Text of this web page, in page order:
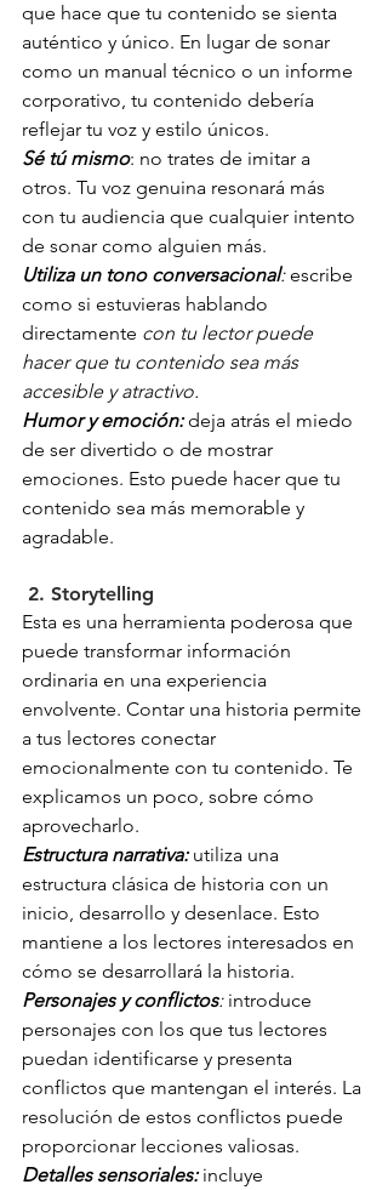
que hace que tu contenido se sienta
auténtico y único. En lugar de sonar
como un manual técnico o un informe
corporativo, tu contenido debería
reflejar tu voz y estilo únicos.
Sé tú mismo: no trates de imitar a
otros. Tu voz genuina resonará más
con tu audiencia que cualquier intento
de sonar como alguien más.
Utiliza un tono conversacional: escribe
como si estuvieras hablando
directamente con tu lector puede
hacer que tu contenido sea más
accesible y atractivo.
Humor y emoción: deja atrás el miedo
de ser divertido o de mostrar
emociones. Esto puede hacer que tu
contenido sea más memorable y
agradable.
2. Storytelling
Esta es una herramienta poderosa que
puede transformar información
ordinaria en una experiencia
envolvente. Contar una historia permite
a tus lectores conectar
emocionalmente con tu contenido. Te
explicamos un poco, sobre cómo
aprovecharlo.
Estructura narrativa: utiliza una
estructura clásica de historia con un
inicio, desarrollo y desenlace. Esto
mantiene a los lectores interesados en
cómo se desarrollará la historia.
Personajes y conflictos: introduce
personajes con los que tus lectores
puedan identificarse y presenta
conflictos que mantengan el interés. La
resolución de estos conflictos puede
proporcionar lecciones valiosas.
Detalles sensoriales: incluye